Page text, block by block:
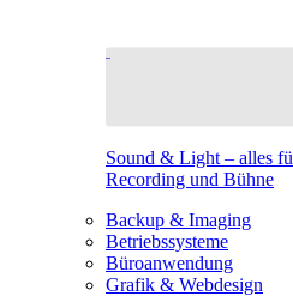
Sound & Light – alles
Recording und Bühne
Backup & Imaging
Betriebssysteme
Büroanwendung
Grafik & Webdesign